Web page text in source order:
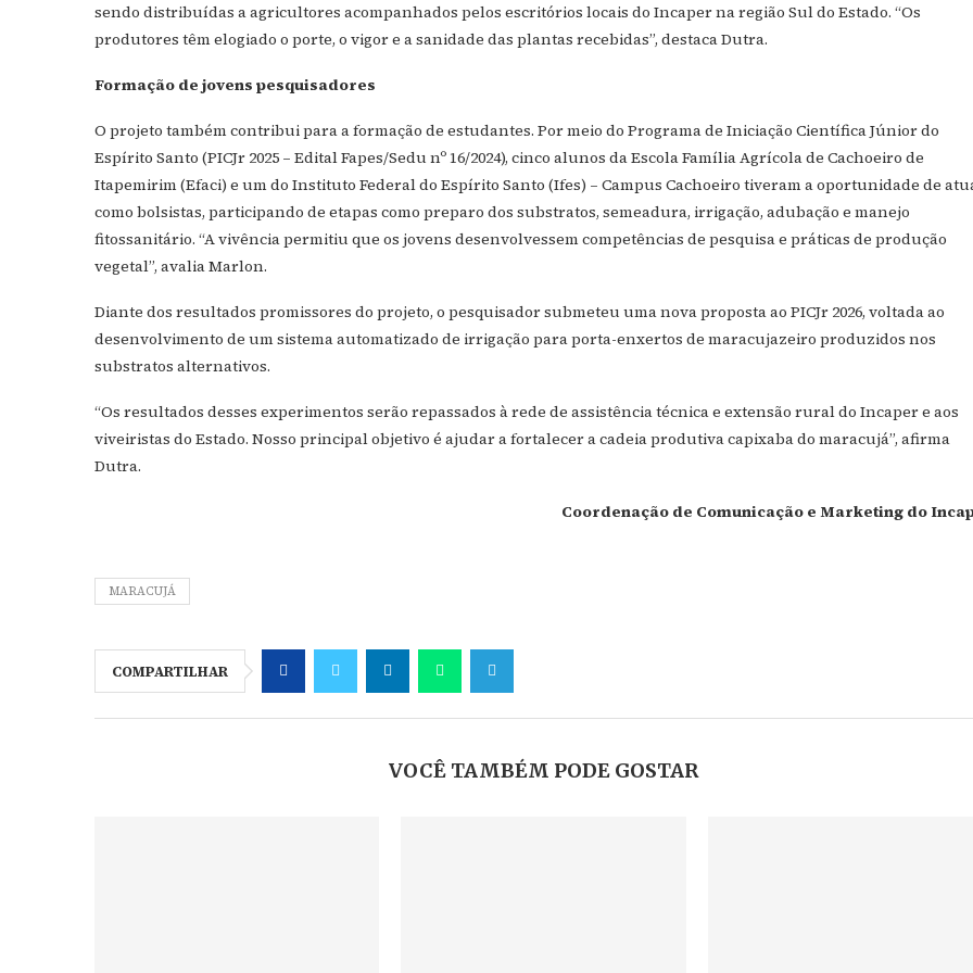
sendo distribuídas a agricultores acompanhados pelos escritórios locais do Incaper na região Sul do Estado. “Os
produtores têm elogiado o porte, o vigor e a sanidade das plantas recebidas”, destaca Dutra.
Formação de jovens pesquisadores
O projeto também contribui para a formação de estudantes. Por meio do Programa de Iniciação Científica Júnior do
Espírito Santo (PICJr 2025 – Edital Fapes/Sedu nº 16/2024), cinco alunos da Escola Família Agrícola de Cachoeiro de
Itapemirim (Efaci) e um do Instituto Federal do Espírito Santo (Ifes) – Campus Cachoeiro tiveram a oportunidade de
como bolsistas, participando de etapas como preparo dos substratos, semeadura, irrigação, adubação e manejo
fitossanitário. “A vivência permitiu que os jovens desenvolvessem competências de pesquisa e práticas de produção
vegetal”, avalia Marlon.
Diante dos resultados promissores do projeto, o pesquisador submeteu uma nova proposta ao PICJr 2026, voltada ao
desenvolvimento de um sistema automatizado de irrigação para porta-enxertos de maracujazeiro produzidos nos
substratos alternativos.
“Os resultados desses experimentos serão repassados à rede de assistência técnica e extensão rural do Incaper e aos
viveiristas do Estado. Nosso principal objetivo é ajudar a fortalecer a cadeia produtiva capixaba do maracujá”, afirma
Dutra.
Coordenação de Comunicação e Marketing do
MARACUJÁ
COMPARTILHAR
VOCÊ TAMBÉM PODE GOSTAR